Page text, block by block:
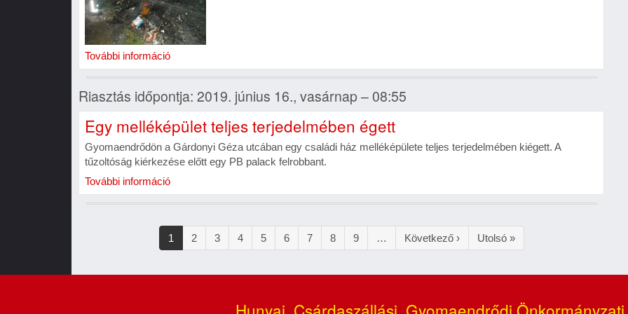
További információ
Riasztás időpontja: 2019. június 16., vasárnap – 08:55
Egy melléképület teljes terjedelmében égett
Gyomaendrődön a Gárdonyi Géza utcában egy családi ház melléképülete teljes terjedelmében kiégett. A
tűzoltóság kiérkezése előtt egy PB palack felrobbant.
További információ
Jelenlegi
oldal
1 Oldal
2 Oldal
3 Oldal
4 Oldal
5 Oldal
6 Oldal
7 Oldal
8 Oldal
9 …
Következő
oldal
Következő ›
Utolsó
oldal
Utolsó »